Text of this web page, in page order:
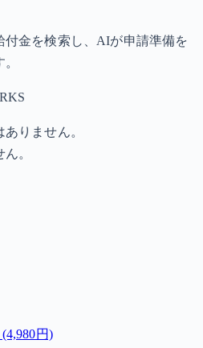
付金を検索し、AIが申請準備を
りません。
。
円)